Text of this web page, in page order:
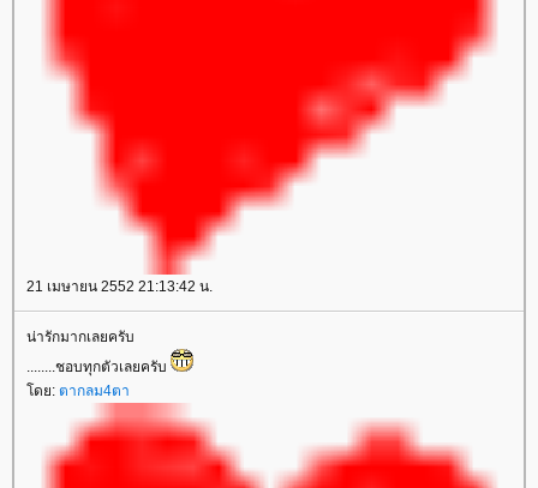
21 เมษายน 2552 21:13:42 น.
น่ารักมากเลยครับ
........ชอบทุกตัวเลยครับ
โดย: ตากลม4ตา